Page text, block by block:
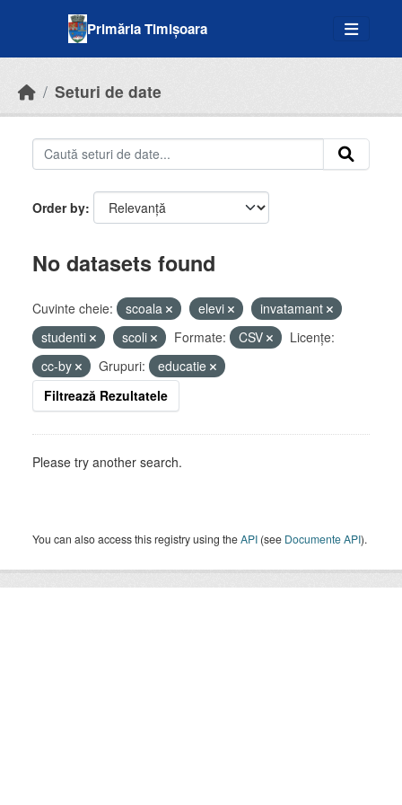
Primăria Timișoara
Seturi de date
Order by
No datasets found
Cuvinte cheie: scoala elevi
invatamant
studenti
scoli Formate: CSV
Licenţe:
cc-by
Grupuri:
educatie
Filtrează Rezultatele
Please try another search.
You can also access this registry using theAPI (see Documente API).